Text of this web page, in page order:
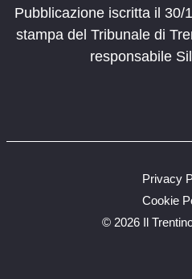
Pubblicazione iscritta il 30/
stampa del Tribunale di
responsabile
© 2026 Il
Privacy
Cookie